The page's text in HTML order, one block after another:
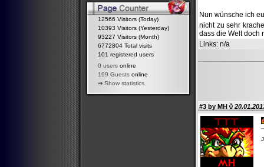
12566 Visitors (Today)
10393 Visitors (Yesterday)
93227 Visitors (Month)
6772804 Total visits
101 registered users
0 users online
199 Guests online
⇒ Show statistics
Nun wünsche ich
nicht zu sehr
dass die Welt doch
Links: n/a
#3 by MH